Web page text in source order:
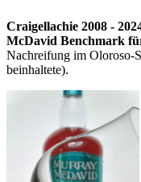
Craigellachie 2008 -
McDavid Benchmark
Nachreifung im Oloroso-
beinhaltete).